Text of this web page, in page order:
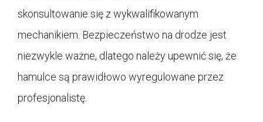
skonsultowanie się z wykwalifikowanym
mechanikiem. Bezpieczeństwo na drodze jest
niezwykle ważne, dlatego należy upewnić się, że
hamulce są prawidłowo wyregulowane przez
profesjonalistę.